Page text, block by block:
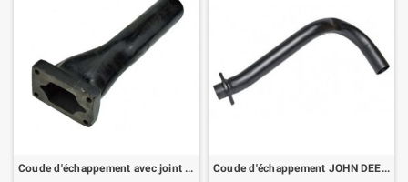
Coude d'échappement avec joint DEUTZ Coude d'échappement JOHN DEERE